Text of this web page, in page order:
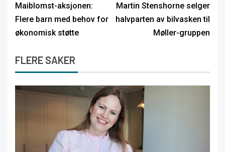
Maiblomst-aksjonen:
Flere barn med behov for
økonomisk støtte
Martin Stenshorne selger
halvparten av bilvasken til
Møller-gruppen
FLERE SAKER